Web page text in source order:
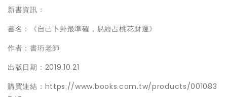
新書資訊：
書名：《自己卜卦最準確，易經占桃花財運》
作者：書珩老師
出版日期：2019.10.21
購買連結：https://www.books.com.tw/products/001083